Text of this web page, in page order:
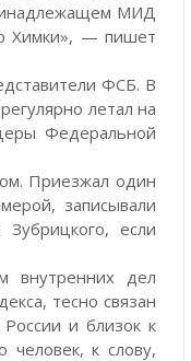
МИД
Химки», — пишет
ФСБ. В
летал на
Федеральной
Приезжал один
записывали
если
внутренних дел
тесно связан
и близок к
к слову,